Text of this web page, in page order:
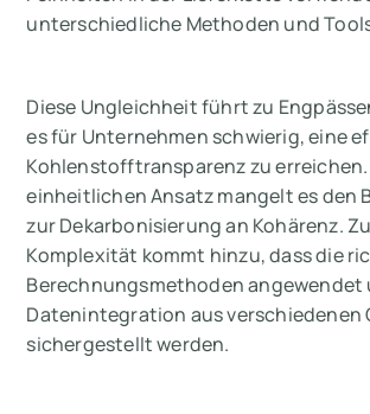
unterschiedliche Methoden und
Diese Ungleichheit führt zu
es für Unternehmen schwierig, eine
Kohlenstofftransparenz zu erreichen.
einheitlichen Ansatz mangelt es den
zur Dekarbonisierung an Kohärenz.
Komplexität kommt hinzu, dass die
Berechnungsmethoden angewendet
Datenintegration aus verschiedenen
sichergestellt werden.